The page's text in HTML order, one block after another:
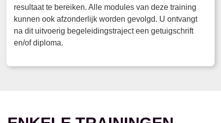
resultaat te bereiken. Alle modules van deze training
kunnen ook afzonderlijk worden gevolgd. U ontvangt
na dit uitvoerig begeleidingstraject een getuigschrift
en/of diploma.